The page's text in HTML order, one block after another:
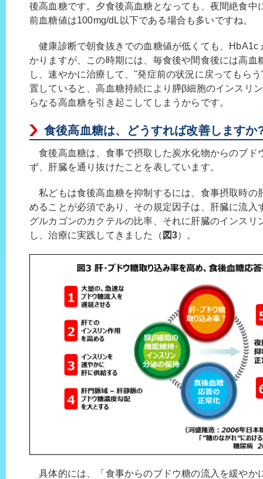
後高血糖です。夕食後高血糖となっても、夜間絶食中
前血糖値は100mg/dL以下である場合も多いですね。
健康診断で朝食抜きでの血糖値が低くても、HbA1c
かりますが、この時期には、毎食後や間食後には高血
し、速やかに治療して、"発症前の状況に戻ってもら
置していると、高血糖持続により膵β細胞のインスリ
らなる高血糖を引き起こしてしまうからです。
食後高血糖は、どうすれば改善しますか
食後高血糖は、食事で摂取した炭水化物からのブド
ず、肝臓を通り抜けたことを表しています。
私どもは食後高血糖を抑制するには、食事摂取時の
めることが必須であり、その規定因子は、肝臓に流入
グルカゴンのカクテルの比率、それに肝臓のインスリ
し、治療に実践してきました（ 図3）。
具体的には、「食事からのブドウ糖の流入を緩やか